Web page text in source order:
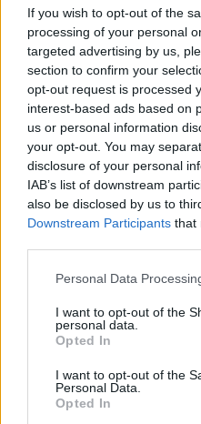
If you wish to opt-out of the
processing of your personal
targeted advertising by us,
section to confirm your
opt-out request is processed
interest-based ads based on
us or personal information
your opt-out. You may
disclosure of your personal
IAB’s list of downstream
also be disclosed by us to
Downstream Participants that
Personal Data
I want to opt-out of the
personal data.
Opted In
I want to opt-out of the
Personal Data.
Opted In
Autoren wieder und nicht jene
Bitte beachten Sie, dass eine
unterschiedlich sein kann und
oder Apotheker wenden
Medikamenten zu erhalten.